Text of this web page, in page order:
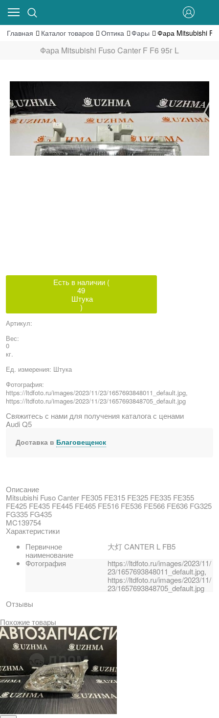
Главная Каталог товаров Оптика Фары Фара Mitsubishi
Фара Mitsubishi Fuso Canter F F6 95г L
Есть в наличии (
49
Штука
)
Артикул:
Вес:
0
кг.
Ед. измерения: Штука
Фотография:
https://ltdfoto.ru/images/2023/11/23/1657693848011_default.jpg,
https://ltdfoto.ru/images/2023/11/23/1657693848705_default.jpg
Свяжитесь с нами для получения каталога с ценами
Audi Q5
Доставка в Благовещенск
Описание
Mitsubishi Fuso Canter FE305 FE315 FE325 FE335 FE355
FE425 FE435 FE445 FE465 FE516 FE536 FE566 FE636 FG325
FG335 FG435
MC139754
Характеристики
Первичное
наименование
大灯 CANTER L FB5
Фотография
https://ltdfoto.ru/images/2023/11/
23/1657693848011_default.jpg,
https://ltdfoto.ru/images/2023/11/
23/1657693848705_default.jpg
Отзывы
Похожие товары